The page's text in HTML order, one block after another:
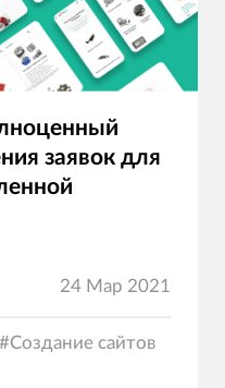
заявок для
24 Мар 2021
#Создание сайтов